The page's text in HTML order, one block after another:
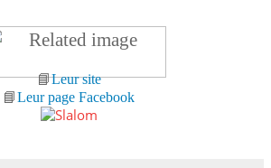
📘Leur site
📘Leur page Facebook